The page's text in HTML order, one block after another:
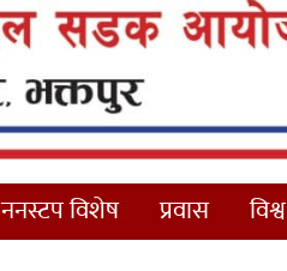
ननस्टप विशेष प्रवास विश्व